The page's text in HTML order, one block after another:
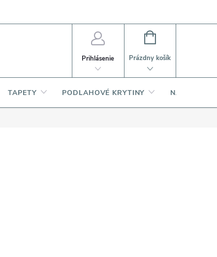
Prihlásenie
NÁKUPNÝ
Prázdny košík
TAPETY PODLAHOVÉ KRYTINY NARDI –